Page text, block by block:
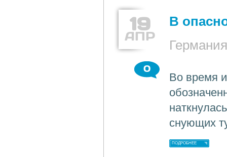
19
АПР
В
0
Во время
снующих
ПОДРОБНЕЕ